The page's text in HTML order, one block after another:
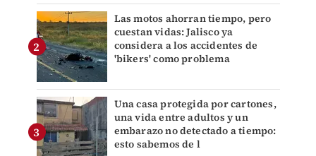
Las motos ahorran tiempo, pero
cuestan vidas: Jalisco ya
considera a los accidentes de
'bikers' como problema
Una casa protegida por cartones,
una vida entre adultos y un
embarazo no detectado a tiempo:
esto sabemos de l